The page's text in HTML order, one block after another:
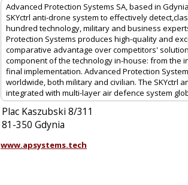
Advanced Protection Systems SA, based in
SKYctrl anti-drone system to effectively
hundred technology, military and business
Protection Systems produces high-quality and
comparative advantage over competitors'
component of the technology in-house: from the
final implementation. Advanced Protection
worldwide, both military and civilian. The SKYctrl
integrated with multi-layer air defence system
Plac Kaszubski 8/311
81-350 Gdynia
www.apsystems.tech